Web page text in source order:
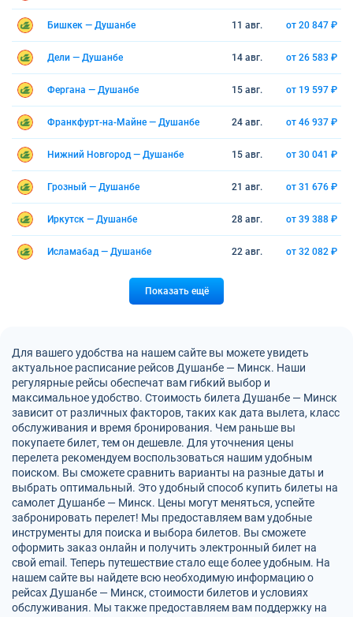
Бишкек — Душанбе 11 авг. от 20 847 ₽
Дели — Душанбе 14 авг. от 26 583 ₽
Фергана — Душанбе 15 авг. от 19 597 ₽
Франкфурт-на-Майне — Душанбе 24 авг. от 46 937 ₽
Нижний Новгород — Душанбе 15 авг. от 30 041 ₽
Грозный — Душанбе 21 авг. от 31 676 ₽
Иркутск — Душанбе 28 авг. от 39 388 ₽
Исламабад — Душанбе 22 авг. от 32 082 ₽
Показать ещё
Для вашего удобства на нашем сайте вы можете увидеть
актуальное расписание рейсов Душанбе — Минск. Наши
регулярные рейсы обеспечат вам гибкий выбор и
максимальное удобство. Стоимость билета Душанбе — Минск
зависит от различных факторов, таких как дата вылета, класс
обслуживания и время бронирования. Чем раньше вы
покупаете билет, тем он дешевле. Для уточнения цены
перелета рекомендуем воспользоваться нашим удобным
поиском. Вы сможете сравнить варианты на разные даты и
выбрать оптимальный. Это удобный способ купить билеты на
самолет Душанбе — Минск. Цены могут меняться, успейте
забронировать перелет! Мы предоставляем вам удобные
инструменты для поиска и выбора билетов. Вы сможете
оформить заказ онлайн и получить электронный билет на
свой email. Теперь путешествие стало еще более удобным. На
нашем сайте вы найдете всю необходимую информацию о
рейсах Душанбе — Минск, стоимости билетов и условиях
обслуживания. Мы также предоставляем вам поддержку на